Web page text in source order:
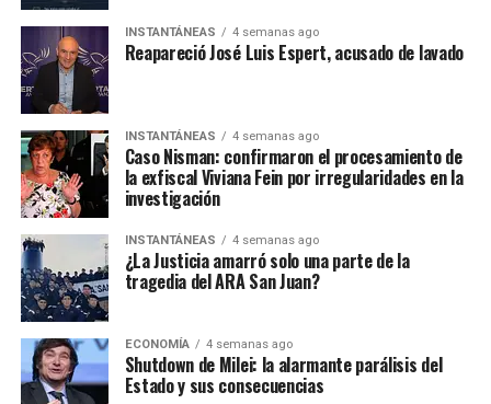
INSTANTÁNEAS 4 semanas ago
Reapareció José Luis Espert, acusado de lavado
INSTANTÁNEAS 4 semanas ago
Caso Nisman: confirmaron el procesamiento de
la exfiscal Viviana Fein por irregularidades en la
investigación
INSTANTÁNEAS 4 semanas ago
¿La Justicia amarró solo una parte de la
tragedia del ARA San Juan?
ECONOMÍA 4 semanas ago
Shutdown de Milei: la alarmante parálisis del
Estado y sus consecuencias